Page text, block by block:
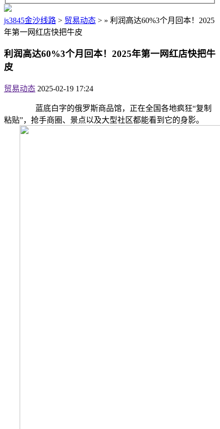
js3845金沙线路 > 贸易动态 > » 利润高达60%3个月回本！2025
年第一网红店快把牛皮
利润高达60%3个月回本！2025年第一网红店快把牛
皮
贸易动态 2025-02-19 17:24
蓝底白字的俄罗斯商品馆，正在全国各地疯狂“复制
粘贴”，抢手商圈、景点以及大型社区都能看到它的身影。